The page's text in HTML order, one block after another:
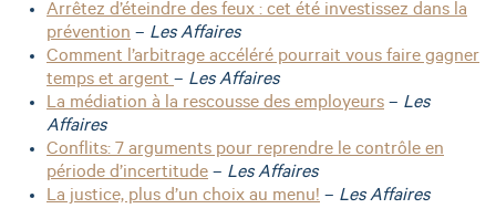
Arrêtez d’éteindre des feux : cet été investissez dans la
prévention – Les Affaires
Comment l’arbitrage accéléré pourrait vous faire gagner
temps et argent– Les Affaires
La médiation à la rescousse des employeurs – Les
Affaires
Conflits: 7 arguments pour reprendre le contrôle en
période d’incertitude – Les Affaires
La justice, plus d’un choix au menu! – Les Affaires